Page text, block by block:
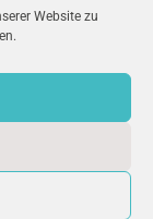
Website zu